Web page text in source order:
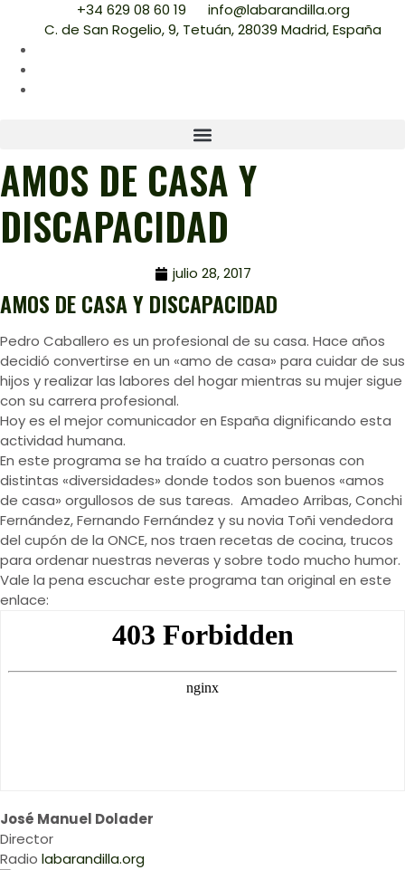
+34 629 08 60 19
info@labarandilla.org
C. de San Rogelio, 9, Tetuán, 28039 Madrid, España
AMOS DE CASA Y
DISCAPACIDAD
julio 28, 2017
AMOS DE CASA Y DISCAPACIDAD
Pedro Caballero es un profesional de su casa. Hace años
decidió convertirse en un «amo de casa» para cuidar de sus
hijos y realizar las labores del hogar mientras su mujer sigue
con su carrera profesional.
Hoy es el mejor comunicador en España dignificando esta
actividad humana.
En este programa se ha traído a cuatro personas con
distintas «diversidades» donde todos son buenos «amos
de casa» orgullosos de sus tareas. Amadeo Arribas, Conchi
Fernández, Fernando Fernández y su novia Toñi vendedora
del cupón de la ONCE, nos traen recetas de cocina, trucos
para ordenar nuestras neveras y sobre todo mucho humor.
Vale la pena escuchar este programa tan original en este
enlace:
José Manuel Dolader
Director
Radio labarandilla.org